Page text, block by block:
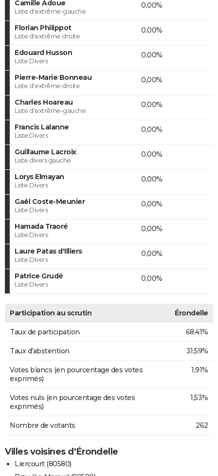
Camille Adoue
Liste d'extrême-gauche
0,00%
Florian Philippot
Liste d'extrême droite
0,00%
Edouard Husson
Liste Divers
0,00%
Pierre-Marie Bonneau
Liste d'extrême droite
0,00%
Charles Hoareau
Liste d'extrême-gauche
0,00%
Francis Lalanne
Liste Divers
0,00%
Guillaume Lacroix
Liste divers gauche
0,00%
Lorys Elmayan
Liste Divers
0,00%
Gaël Coste-Meunier
Liste Divers
0,00%
Hamada Traoré
Liste Divers
0,00%
Laure Patas d'Illiers
Liste Divers
0,00%
Patrice Grudé
Liste Divers
0,00%
Participation au scrutin Érondelle
Taux de participation 68,41%
Taux d'abstention 31,59%
Votes blancs (en pourcentage des votes
exprimés)
1,91%
Votes nuls (en pourcentage des votes
exprimés)
1,53%
Nombre de votants 262
Villes voisines d'Érondelle
Liercourt (80580)